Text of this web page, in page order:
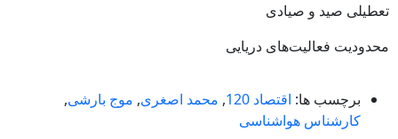
تعطیلی صید و صیادی
محدودیت فعالیت‌های دریایی
برچسب ها: اقتصاد 120 , محمد اصغری, موج بارشی,
کارشناس هواشناسی